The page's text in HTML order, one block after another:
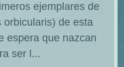
ejemplares de
orbicularis) de esta
espera que nazcan
ser l...